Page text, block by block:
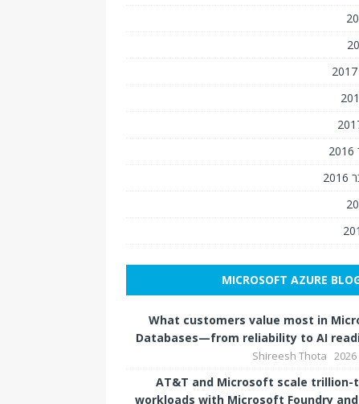
MICROSOFT AZURE
What customers value most in
Databases—from reliability to AI
Shireesh Thota
AT&T and Microsoft scale trillion-
workloads with Microsoft Foundry and